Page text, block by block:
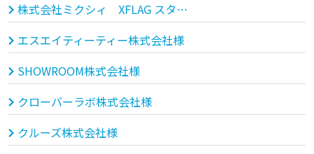
株式会社ミクシィ XFLAG スタジオ様
エスエイティーティー株式会社様
SHOWROOM株式会社様
クローバーラボ株式会社様
クルーズ株式会社様